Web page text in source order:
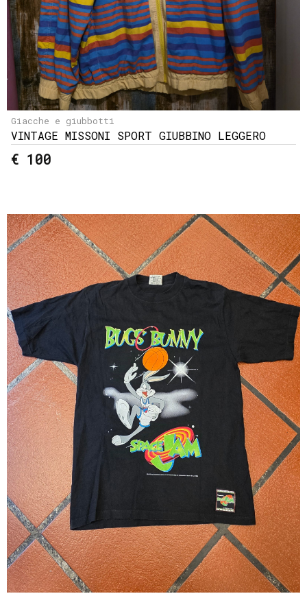
Giacche e giubbotti
VINTAGE MISSONI SPORT GIUBBINO LEGGERO
€ 100